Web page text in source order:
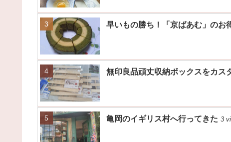
早いもの勝ち！「京ばあむ」のお
無印良品頑丈収納ボックスをカス
亀岡のイギリス村へ行ってきた 3